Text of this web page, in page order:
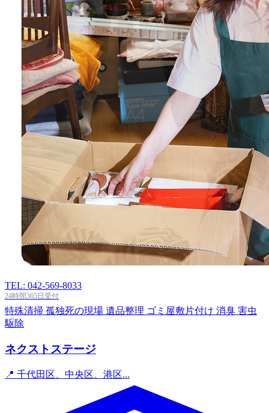
TEL: 042-569-8033
24時間365日受付
特殊清掃 孤独死の現場 遺品整理 ゴミ屋敷片付け 消臭 害虫
駆除
ネクストステージ
📍 千代田区、中央区、港区...